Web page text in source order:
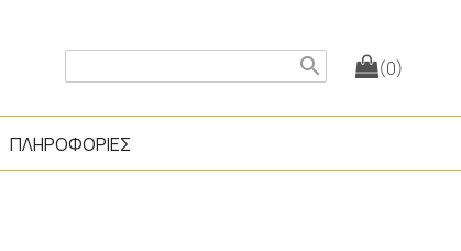
(0)
search
ΠΛΗΡΟΦΟΡΙΕΣ